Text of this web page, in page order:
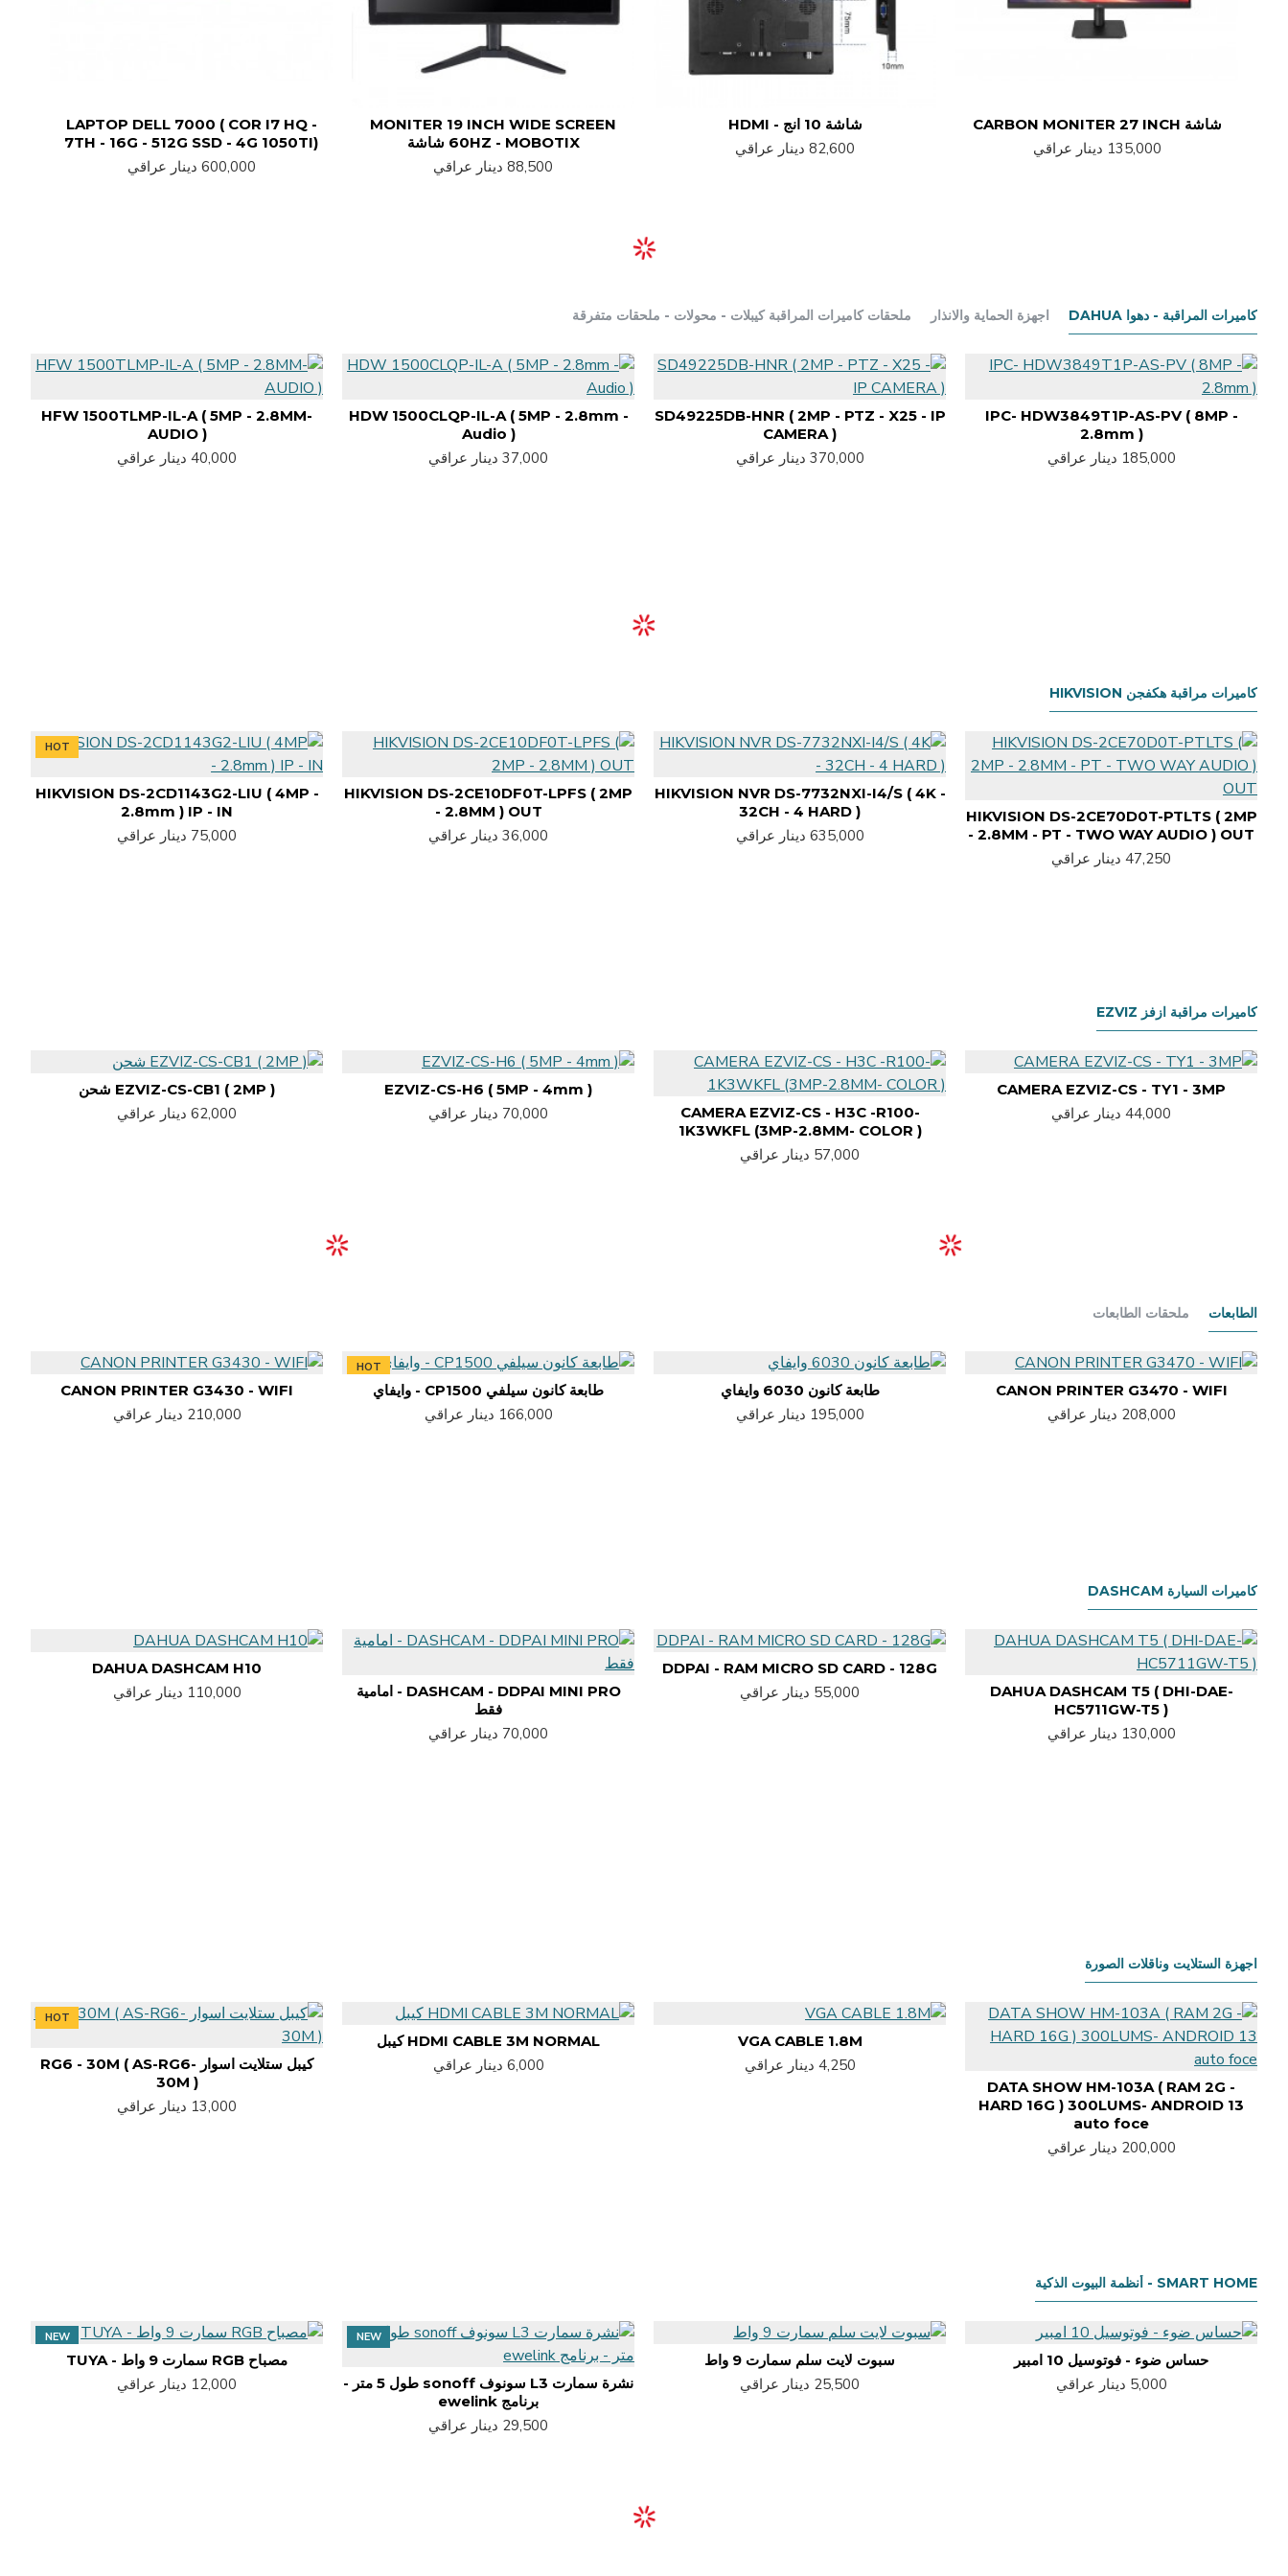
شاشة CARBON MONITER 27 INCH
135,000 دينار عراقي
شاشة 10 انج - HDMI
82,600 دينار عراقي
MONITER 19 INCH WIDE SCREEN
60HZ - MOBOTIX شاشة
88,500 دينار عراقي
LAPTOP DELL 7000 ( COR I7 HQ -
7TH - 16G - 512G SSD - 4G 1050TI)
600,000 دينار عراقي
كاميرات المراقبة - دهوا DAHUA اجهزة الحماية والانذار ملحقات كاميرات المراقبة كيبلات - محولات - ملحقات متفرقة
IPC- HDW3849T1P-AS-PV ( 8MP -
2.8mm )
185,000 دينار عراقي
SD49225DB-HNR ( 2MP - PTZ - X25 - IP
CAMERA )
370,000 دينار عراقي
HDW 1500CLQP-IL-A ( 5MP - 2.8mm -
Audio )
37,000 دينار عراقي
HFW 1500TLMP-IL-A ( 5MP - 2.8MM-
AUDIO )
40,000 دينار عراقي
كاميرات مراقبة هكفجن HIKVISION
HIKVISION DS-2CE70D0T-PTLTS ( 2MP
- 2.8MM - PT - TWO WAY AUDIO ) OUT
47,250 دينار عراقي
HIKVISION NVR DS-7732NXI-I4/S ( 4K -
32CH - 4 HARD )
635,000 دينار عراقي
HIKVISION DS-2CE10DF0T-LPFS ( 2MP
- 2.8MM ) OUT
36,000 دينار عراقي
HOT
HIKVISION DS-2CD1143G2-LIU ( 4MP -
2.8mm ) IP - IN
75,000 دينار عراقي
كاميرات مراقبة ازفز EZVIZ
CAMERA EZVIZ-CS - TY1 - 3MP
44,000 دينار عراقي
CAMERA EZVIZ-CS - H3C -R100-
1K3WKFL (3MP-2.8MM- COLOR )
57,000 دينار عراقي
EZVIZ-CS-H6 ( 5MP - 4mm )
70,000 دينار عراقي
EZVIZ-CS-CB1 ( 2MP ) شحن
62,000 دينار عراقي
الطابعات ملحقات الطابعات
CANON PRINTER G3470 - WIFI
208,000 دينار عراقي
طابعة كانون 6030 وايفاي
195,000 دينار عراقي
HOT
طابعة كانون سيلفي CP1500 - وايفاي
166,000 دينار عراقي
CANON PRINTER G3430 - WIFI
210,000 دينار عراقي
كاميرات السيارة DASHCAM
DAHUA DASHCAM T5 ( DHI-DAE-
HC5711GW-T5 )
130,000 دينار عراقي
DDPAI - RAM MICRO SD CARD - 128G
55,000 دينار عراقي
DASHCAM - DDPAI MINI PRO - امامية
فقط
70,000 دينار عراقي
DAHUA DASHCAM H10
110,000 دينار عراقي
اجهزة الستلايت وناقلات الصورة
DATA SHOW HM-103A ( RAM 2G -
HARD 16G ) 300LUMS- ANDROID 13
auto foce
200,000 دينار عراقي
VGA CABLE 1.8M
4,250 دينار عراقي
HDMI CABLE 3M NORMAL كيبل
6,000 دينار عراقي
HOT
كيبل ستلايت اسوار RG6 - 30M ( AS-RG6-
30M )
13,000 دينار عراقي
SMART HOME - أنظمة البيوت الذكية
حساس ضوء - فوتوسيل 10 امبير
5,000 دينار عراقي
سبوت لايت سلم سمارت 9 واط
25,500 دينار عراقي
NEW
نشرة سمارت L3 سونوف sonoff طول 5 متر -
برنامج ewelink
29,500 دينار عراقي
NEW
مصباح RGB سمارت 9 واط - TUYA
12,000 دينار عراقي